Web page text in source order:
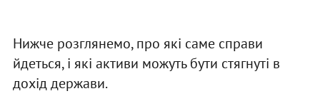
Нижче розглянемо, про які саме справи
йдеться, і які активи можуть бути стягнуті в
дохід держави.